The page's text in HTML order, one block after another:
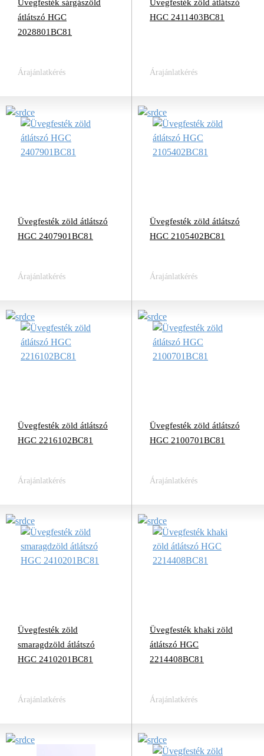
Üvegfesték sárgászöld
átlátszó HGC
2028801BC81
Árajánlatkérés
Üvegfesték zöld átlátszó
HGC 2411403BC81
Árajánlatkérés
Üvegfesték zöld átlátszó
HGC 2407901BC81
Árajánlatkérés
Üvegfesték zöld átlátszó
HGC 2105402BC81
Árajánlatkérés
Üvegfesték zöld átlátszó
HGC 2216102BC81
Árajánlatkérés
Üvegfesték zöld átlátszó
HGC 2100701BC81
Árajánlatkérés
Üvegfesték zöld
smaragdzöld átlátszó
HGC 2410201BC81
Árajánlatkérés
Üvegfesték khaki zöld
átlátszó HGC
2214408BC81
Árajánlatkérés